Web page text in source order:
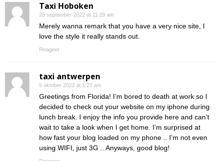
Taxi Hoboken
29 september 2022 at 11:29 am
Merely wanna remark that you have a very nice site, I
love the style it really stands out.
Reageer
taxi antwerpen
5 oktober 2022 at 1:27 am
Greetings from Florida! I’m bored to death at work so I
decided to check out your website on my iphone during
lunch break. I enjoy the info you provide here and can’t
wait to take a look when I get home. I’m surprised at
how fast your blog loaded on my phone .. I’m not even
using WIFI, just 3G .. Anyways, good blog!